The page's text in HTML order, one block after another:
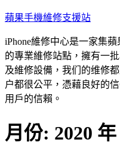
跳
主
要
內
容
蘋果手機維修支援站
iPhone維修中心是一家集
的專業維修站點，擁有一
及維修設備，我们的维修
户都很公平，憑藉良好的
用戶的信賴。
月份: 2020 年